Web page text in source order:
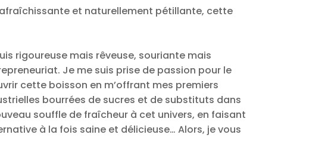
et naturellement pétillante, cette
rigoureuse mais rêveuse, souriante mais
Je me suis prise de passion pour le
cette boisson en m’offrant mes premiers
bourrées de sucres et de substituts dans
souffle de fraîcheur à cet univers, en faisant
à la fois saine et délicieuse… Alors, je vous